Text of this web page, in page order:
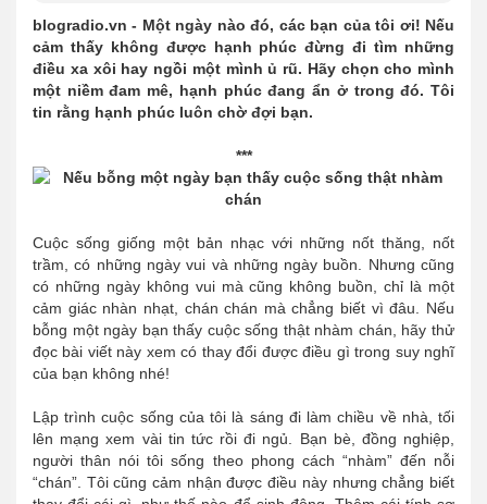
blogradio.vn - Một ngày nào đó, các bạn của tôi ơi! Nếu
cảm thấy không được hạnh phúc đừng đi tìm những
điều xa xôi hay ngồi một mình ủ rũ. Hãy chọn cho mình
một niềm đam mê, hạnh phúc đang ẩn ở trong đó. Tôi
tin rằng hạnh phúc luôn chờ đợi bạn.
***
Cuộc sống giống một bản nhạc với những nốt thăng, nốt
trầm, có những ngày vui và những ngày buồn. Nhưng cũng
có những ngày không vui mà cũng không buồn, chỉ là một
cảm giác nhàn nhạt, chán chán mà chẳng biết vì đâu. Nếu
bỗng một ngày bạn thấy cuộc sống thật nhàm chán, hãy thử
đọc bài viết này xem có thay đổi được điều gì trong suy nghĩ
của bạn không nhé!
Lập trình cuộc sống của tôi là sáng đi làm chiều về nhà, tối
lên mạng xem vài tin tức rồi đi ngủ. Bạn bè, đồng nghiệp,
người thân nói tôi sống theo phong cách “nhàm” đến nỗi
“chán”. Tôi cũng cảm nhận được điều này nhưng chẳng biết